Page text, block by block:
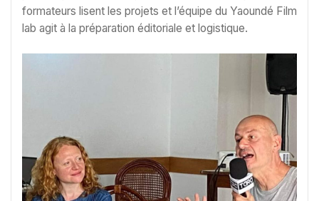
formateurs lisent les projets et l’équipe du Yaoundé Film
lab agit à la préparation éditoriale et logistique.